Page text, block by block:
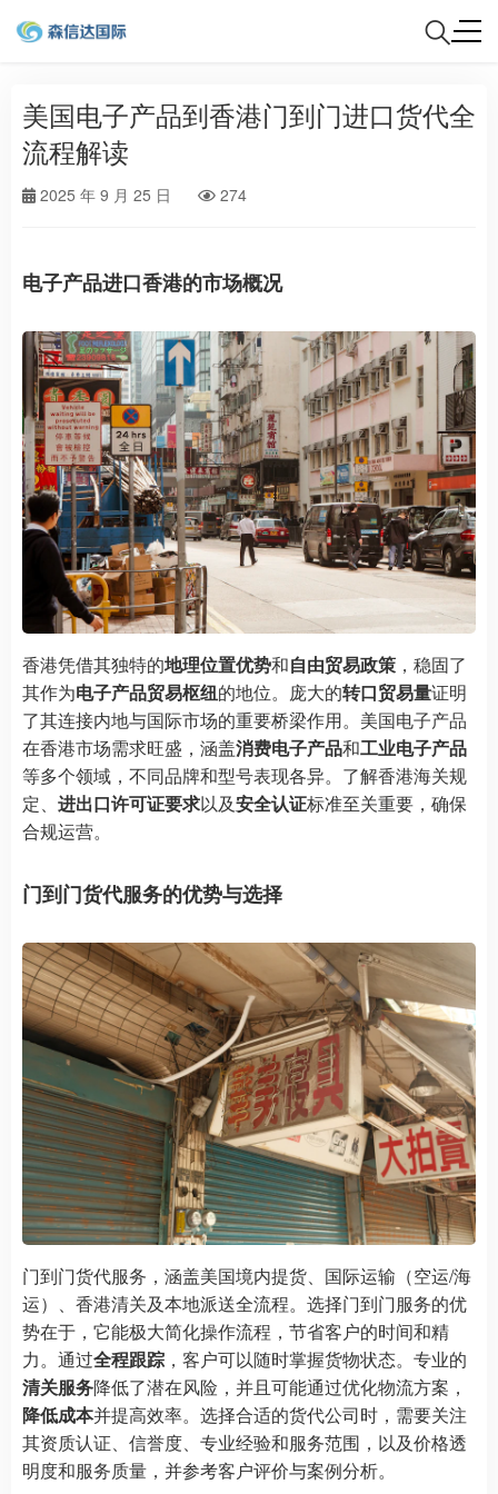
美国电子产品到香港门到门进口货代全
流程解读
2025 年 9 月 25 日 274
电子产品进口香港的市场概况
香港凭借其独特的地理位置优势和自由贸易政策 ，稳固了
其作为电子产品贸易枢纽的地位。庞大的转口贸易量证明
了其连接内地与国际市场的重要桥梁作用。美国电子产品
在香港市场需求旺盛，涵盖消费电子产品和工业电子产品
等多个领域，不同品牌和型号表现各异。了解香港海关规
定、 进出口许可证要求以及安全认证标准至关重要，确保
合规运营。
门到门货代服务的优势与选择
门到门货代服务，涵盖美国境内提货、国际运输（空运/海
运）、香港清关及本地派送全流程。选择门到门服务的优
势在于，它能极大简化操作流程，节省客户的时间和精
力。通过全程跟踪 ，客户可以随时掌握货物状态。专业的
清关服务降低了潜在风险，并且可能通过优化物流方案，
降低成本并提高效率。选择合适的货代公司时，需要关注
其资质认证、信誉度、专业经验和服务范围，以及价格透
明度和服务质量，并参考客户评价与案例分析。